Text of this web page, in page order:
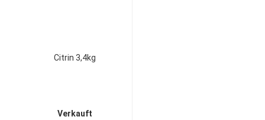
Citrin 3,4kg
Verkauft